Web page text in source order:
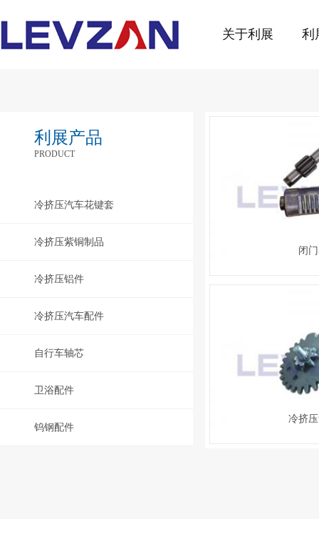
关于利展 利
利展产品
PRODUCT
冷挤压汽车花键套
冷挤压紫铜制品
冷挤压铝件
冷挤压汽车配件
自行车轴芯
卫浴配件
钨钢配件
闭
冷挤